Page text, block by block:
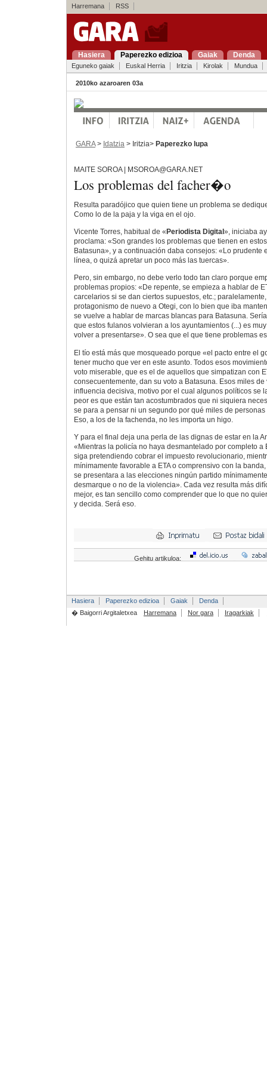
Harremana RSS
Hasiera Paperezko edizioa Gaiak Denda
Eguneko gaiak Euskal Herria Iritzia Kirolak Mundua
2010ko azaroaren 03a
GARA> Idatzia > Iritzia> Paperezko lupa
MAITE SOROA | MSOROA@GARA.NET
Los problemas del facher�o
Resulta paradójico que quien tiene un problema se
Como lo de la paja y la viga en el ojo.
Vicente Torres, habitual de « Periodista Digital », iniciaba
proclama: «Son grandes los problemas que tienen en
Batasuna», y a continuación daba consejos: «Lo prudente
línea, o quizá apretar un poco más las tuercas».
Pero, sin embargo, no debe verlo todo tan claro porque
problemas propios: «De repente, se empieza a hablar de
carcelarios si se dan ciertos supuestos, etc.;
protagonismo de nuevo a Otegi, con lo bien que iba
se vuelve a hablar de marcas blancas para Batasuna.
que estos fulanos volvieran a los ayuntamientos (...) es
volver a presentarse». O sea que el que tiene problemas
El tío está más que mosqueado porque «el pacto entre el
tener mucho que ver en este asunto. Todos esos
voto miserable, que es el de aquellos que simpatizan con
consecuentemente, dan su voto a Batasuna. Esos miles
influencia decisiva, motivo por el cual algunos políticos se
peor es que están tan acostumbrados que ni siquiera
se para a pensar ni un segundo por qué miles de
Eso, a los de la fachenda, no les importa un higo.
Y para el final deja una perla de las dignas de estar en la
«Mientras la policía no haya desmantelado por completo a
siga pretendiendo cobrar el impuesto revolucionario,
mínimamente favorable a ETA o comprensivo con la
se presentara a las elecciones ningún partido
desmarque o no de la violencia». Cada vez resulta más
mejor, es tan sencillo como comprender que lo que no
y decida. Será eso.
Gehitu artikuloa:
Hasiera Paperezko edizioa Gaiak
Denda
� Baigorri Argitaletxea
Harremana Nor gara Iragarkiak